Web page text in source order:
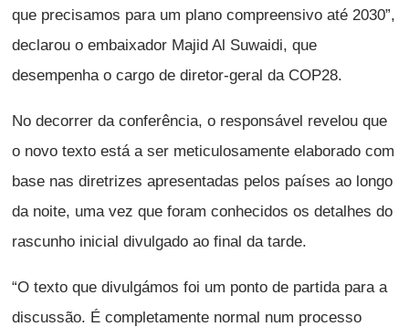
que precisamos para um plano compreensivo até 2030”,
declarou o embaixador Majid Al Suwaidi, que
desempenha o cargo de diretor-geral da COP28.
No decorrer da conferência, o responsável revelou que
o novo texto está a ser meticulosamente elaborado com
base nas diretrizes apresentadas pelos países ao longo
da noite, uma vez que foram conhecidos os detalhes do
rascunho inicial divulgado ao final da tarde.
“O texto que divulgámos foi um ponto de partida para a
discussão. É completamente normal num processo